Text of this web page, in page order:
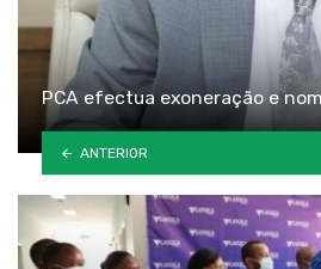
PCA efectua exoneração e
ANTERIOR